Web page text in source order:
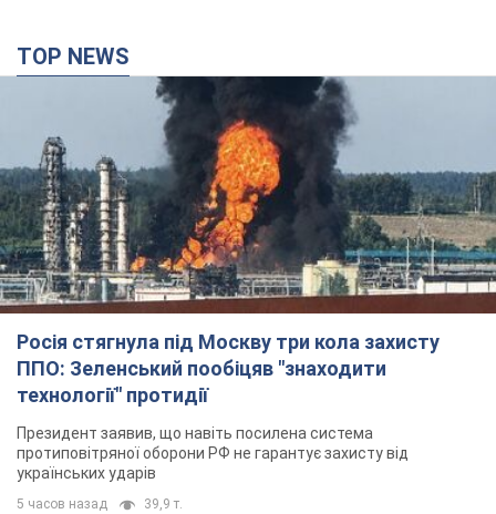
TOP NEWS
Росія стягнула під Москву три кола захисту
ППО: Зеленський пообіцяв "знаходити
технології" протидії
Президент заявив, що навіть посилена система
протиповітряної оборони РФ не гарантує захисту від
українських ударів
5 часов назад 39,9 т.